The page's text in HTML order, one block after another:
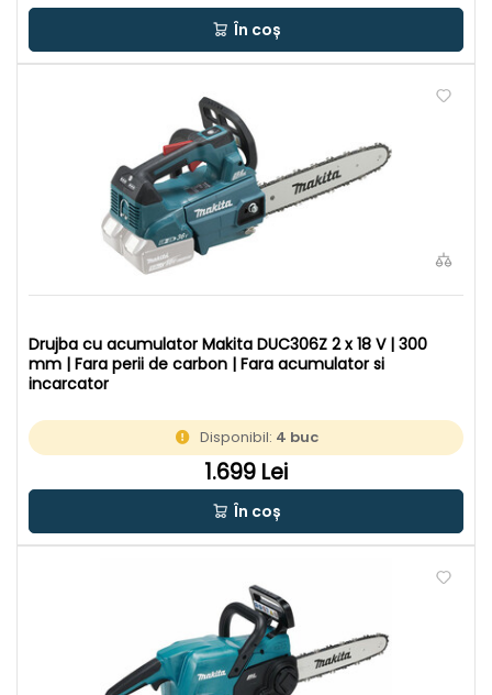
În coș
Drujba cu acumulator Makita DUC306Z 2 x 18 V | 300
mm | Fara perii de carbon | Fara acumulator si
incarcator
Disponibil: 4 buc
1.699 Lei
În coș